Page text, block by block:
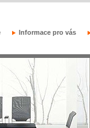
Informace pro vás